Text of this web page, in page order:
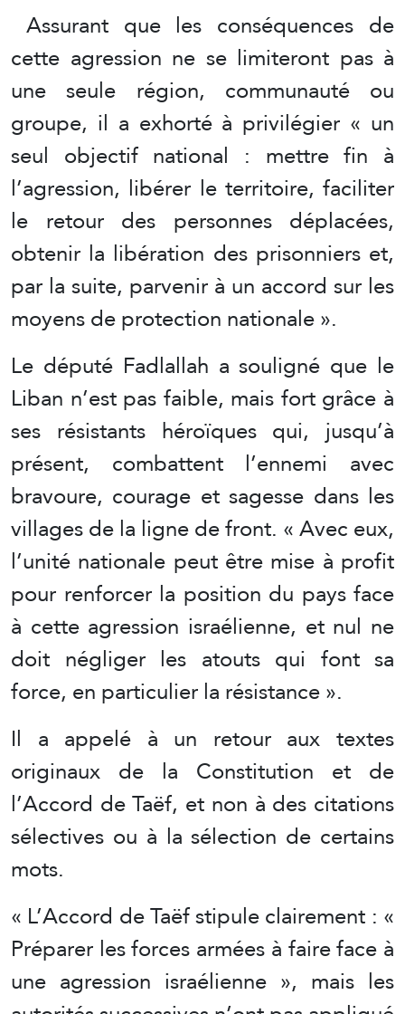
Assurant que les conséquences de
cette agression ne se limiteront pas à
une seule région, communauté ou
groupe, il a exhorté à privilégier « un
seul objectif national : mettre fin à
l’agression, libérer le territoire, faciliter
le retour des personnes déplacées,
obtenir la libération des prisonniers et,
par la suite, parvenir à un accord sur les
moyens de protection nationale ».
Le député Fadlallah a souligné que le
Liban n’est pas faible, mais fort grâce à
ses résistants héroïques qui, jusqu’à
présent, combattent l’ennemi avec
bravoure, courage et sagesse dans les
villages de la ligne de front. « Avec eux,
l’unité nationale peut être mise à profit
pour renforcer la position du pays face
à cette agression israélienne, et nul ne
doit négliger les atouts qui font sa
force, en particulier la résistance ».
Il a appelé à un retour aux textes
originaux de la Constitution et de
l’Accord de Taëf, et non à des citations
sélectives ou à la sélection de certains
mots.
« L’Accord de Taëf stipule clairement : «
Préparer les forces armées à faire face à
une agression israélienne », mais les